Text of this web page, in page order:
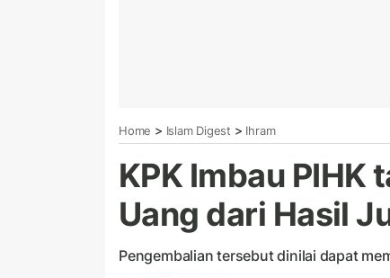
Home > Islam Digest > Ihram
KPK Imbau PIHK
Uang dari Hasil
Pengembalian tersebut dinilai dapat